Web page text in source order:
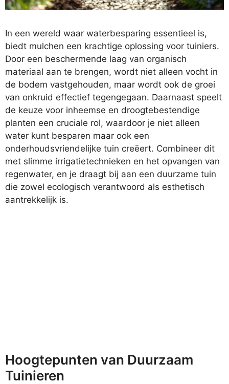
In een wereld waar waterbesparing essentieel is,
biedt mulchen een krachtige oplossing voor tuiniers.
Door een beschermende laag van organisch
materiaal aan te brengen, wordt niet alleen vocht in
de bodem vastgehouden, maar wordt ook de groei
van onkruid effectief tegengegaan. Daarnaast speelt
de keuze voor inheemse en droogtebestendige
planten een cruciale rol, waardoor je niet alleen
water kunt besparen maar ook een
onderhoudsvriendelijke tuin creëert. Combineer dit
met slimme irrigatietechnieken en het opvangen van
regenwater, en je draagt bij aan een duurzame tuin
die zowel ecologisch verantwoord als esthetisch
aantrekkelijk is.
Hoogtepunten van Duurzaam
Tuinieren